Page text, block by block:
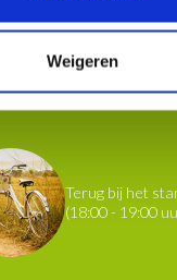
Weigeren
Laatste stop:
Terug bij het
(18:00 - 19:00